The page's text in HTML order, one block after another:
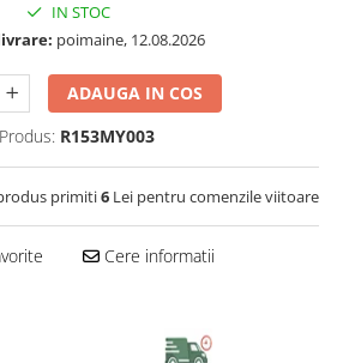
IN STOC
poimaine, 12.08.2026
ADAUGA IN COS
R153MY003
primiti6 Lei pentru comenzile viitoare
Cere informatii